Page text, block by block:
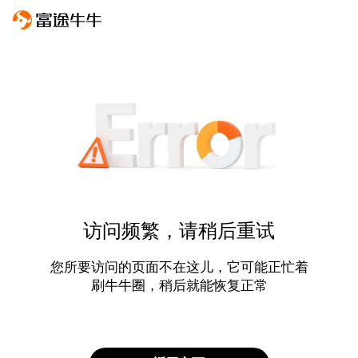
访问频繁，请稍后重试
您所要访问的页面不在这儿，它可能正忙着
刷牛牛圈，稍后就能恢复正常